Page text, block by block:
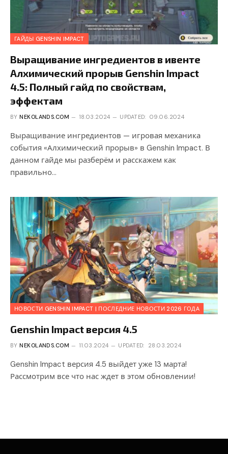
ГАЙДЫ GENSHIN IMPACT
Выращивание ингредиентов в ивенте
Алхимический прорыв Genshin Impact
4.5: Полный гайд по свойствам,
эффектам
BY NEKOLANDS.COM 18.03.2024 UPDATED: 09.06.2024
Выращивание ингредиентов — игровая механика
события «Алхимический прорыв» в Genshin Impact. В
данном гайде мы разберём и расскажем как
правильно…
НОВОСТИ GENSHIN IMPACT | ПОСЛЕДНИЕ НОВОСТИ 2026 ГОДА
Genshin Impact версия 4.5
BY NEKOLANDS.COM 11.03.2024 UPDATED: 28.03.2024
Genshin Impact версия 4.5 выйдет уже 13 марта!
Рассмотрим все что нас ждет в этом обновлении!